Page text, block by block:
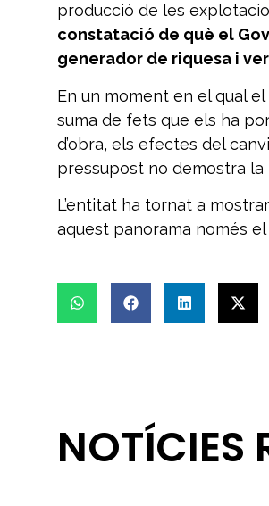
producció de les
constatació de què el
generador de riquesa i
En un moment en el qual
suma de fets que els ha
d’obra, els efectes del
pressupost no demostra la
L’entitat ha tornat a
aquest panorama només
NOTÍCIES